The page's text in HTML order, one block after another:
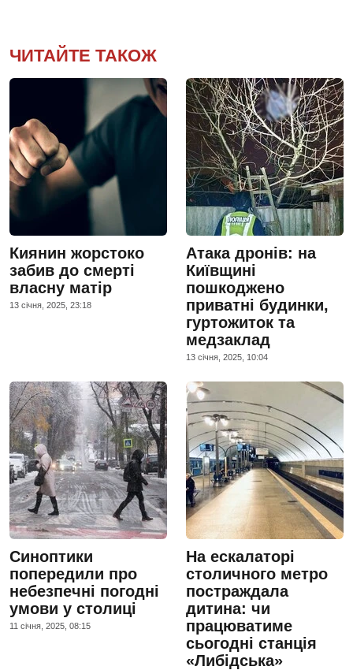
ЧИТАЙТЕ ТАКОЖ
Киянин жорстоко
забив до смерті
власну матір
13 сiчня, 2025, 23:18
Атака дронів: на
Київщині
пошкоджено
приватні будинки,
гуртожиток та
медзаклад
13 сiчня, 2025, 10:04
Синоптики
попередили про
небезпечні погодні
умови у столиці
11 сiчня, 2025, 08:15
На ескалаторі
столичного метро
постраждала
дитина: чи
працюватиме
сьогодні станція
«Либідська»